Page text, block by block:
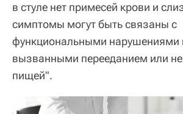
в стуле нет примесей крови и
симптомы могут быть связаны с
функциональными нарушениями
вызванными перееданием или
пищей".